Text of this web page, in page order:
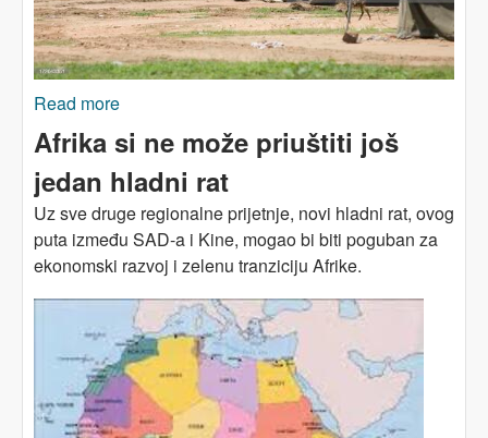
Read more
Afrika si ne može priuštiti još
jedan hladni rat
Uz sve druge regionalne prijetnje, novi hladni rat, ovog
puta između SAD-a i Kine, mogao bi biti poguban za
ekonomski razvoj i zelenu tranziciju Afrike.